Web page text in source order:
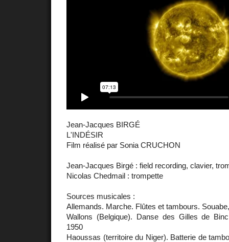
Jean-Jacques BIRGÉ
L'INDÉSIR
Film réalisé par Sonia CRUCHON
Jean-Jacques Birgé : field recording, clavier,
Nicolas Chedmail : trompette
Sources musicales :
Allemands. Marche. Flûtes et tambours.
Wallons (Belgique). Danse des Gilles de
1950
Haoussas (territoire du Niger). Batterie de